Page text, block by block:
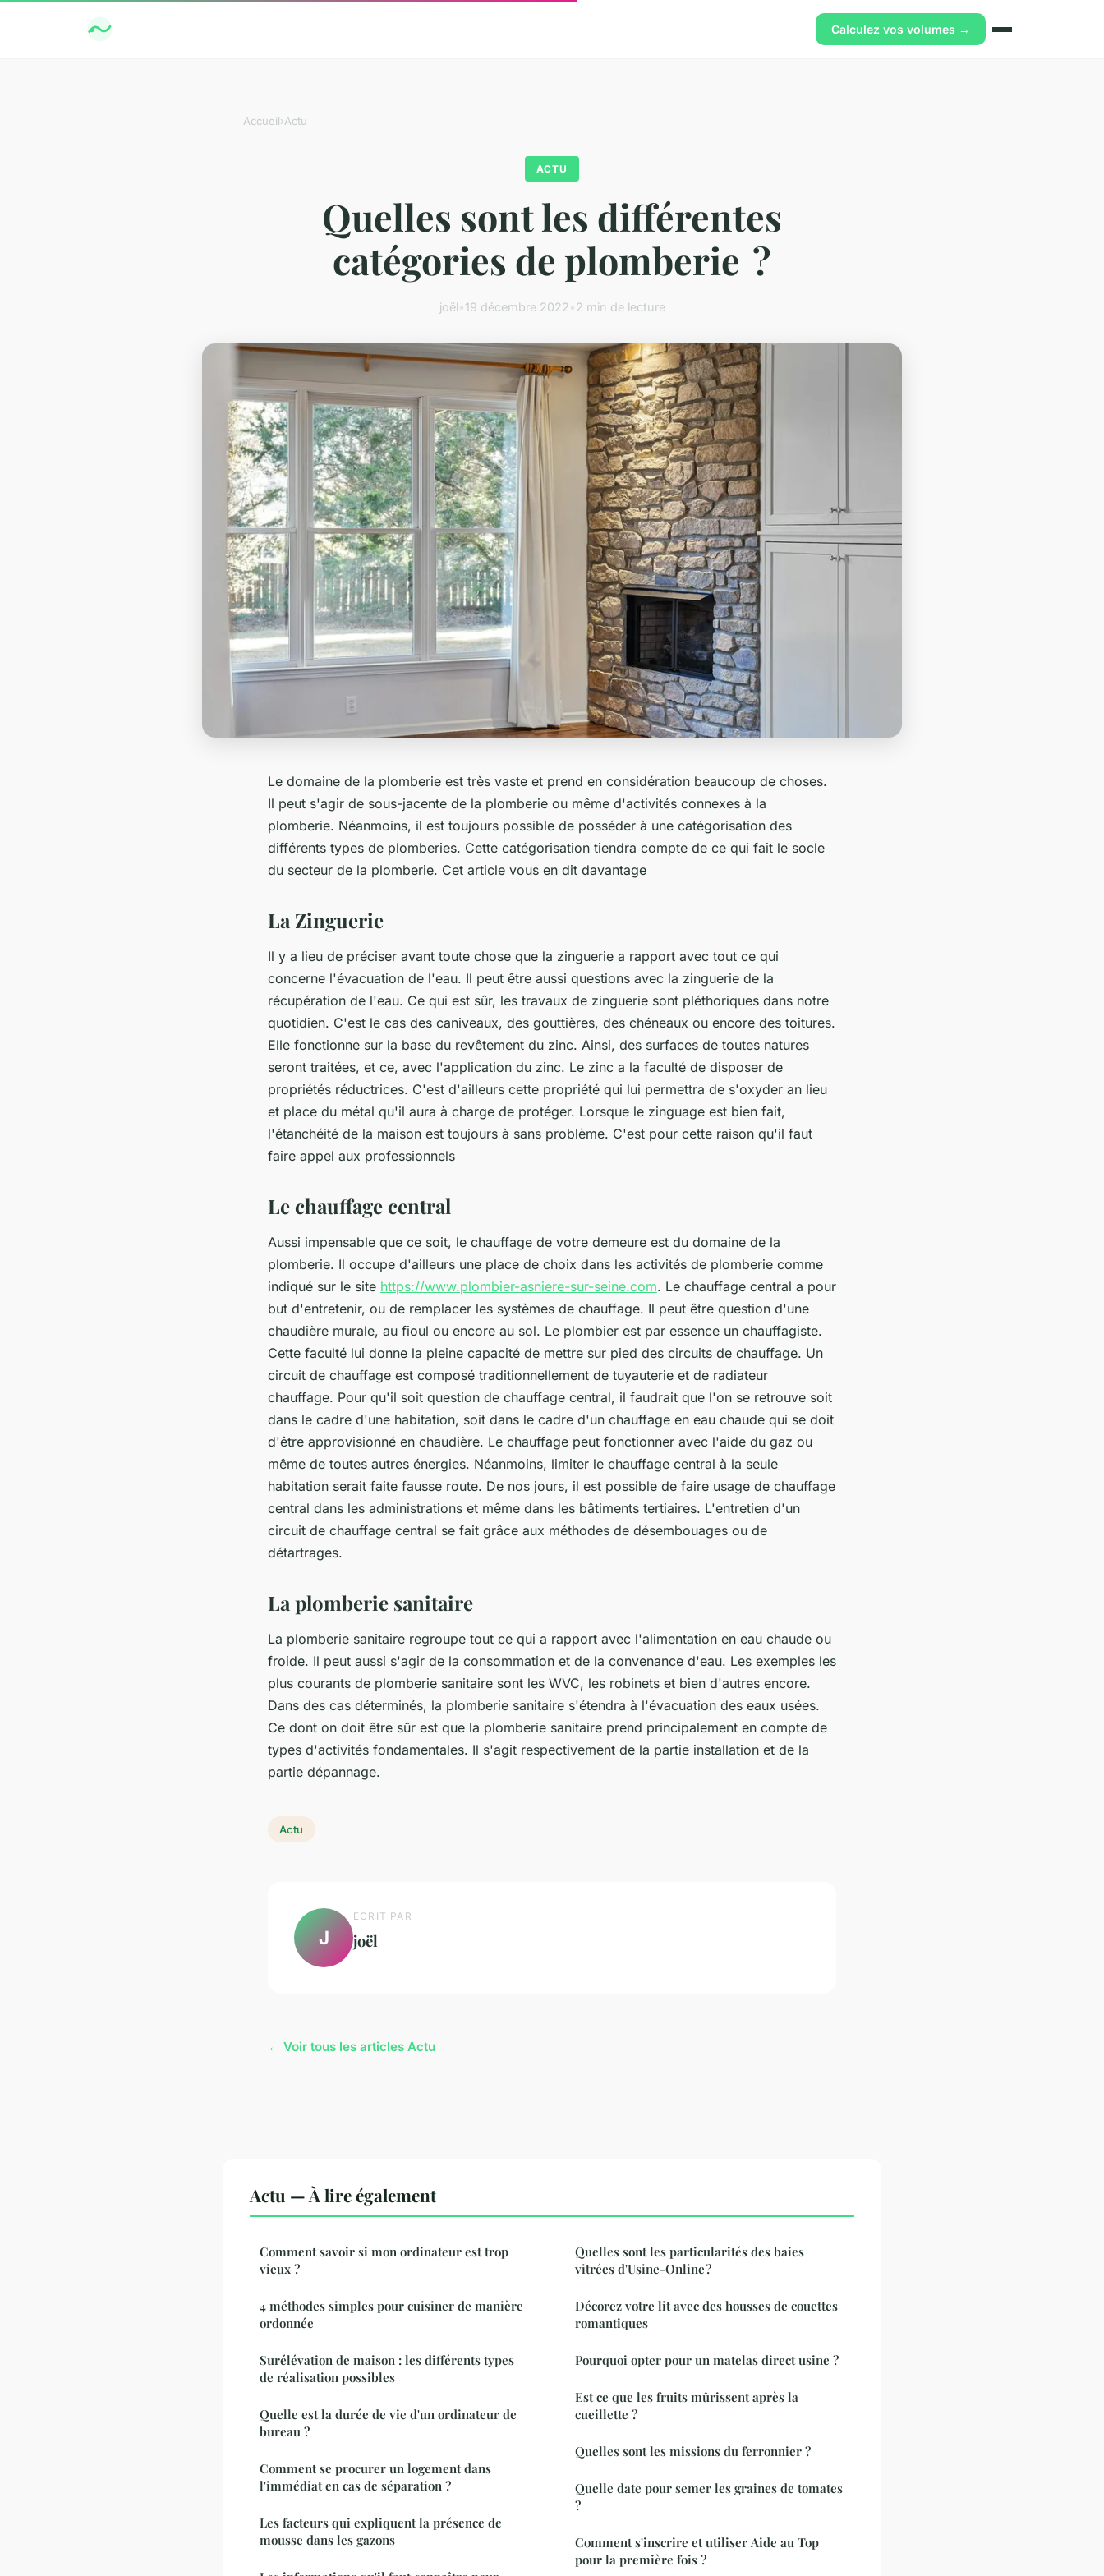
Calculez vos volumes →
Accueil›Actu
ACTU
Quelles sont les différentes
catégories de plomberie ?
joël•19 décembre 2022•2 min de lecture
Le domaine de la plomberie est très vaste et prend en considération beaucoup de choses.
Il peut s'agir de sous-jacente de la plomberie ou même d'activités connexes à la
plomberie. Néanmoins, il est toujours possible de posséder à une catégorisation des
différents types de plomberies. Cette catégorisation tiendra compte de ce qui fait le socle
du secteur de la plomberie. Cet article vous en dit davantage
La Zinguerie
Il y a lieu de préciser avant toute chose que la zinguerie a rapport avec tout ce qui
concerne l'évacuation de l'eau. Il peut être aussi questions avec la zinguerie de la
récupération de l'eau. Ce qui est sûr, les travaux de zinguerie sont pléthoriques dans notre
quotidien. C'est le cas des caniveaux, des gouttières, des chéneaux ou encore des toitures.
Elle fonctionne sur la base du revêtement du zinc. Ainsi, des surfaces de toutes natures
seront traitées, et ce, avec l'application du zinc. Le zinc a la faculté de disposer de
propriétés réductrices. C'est d'ailleurs cette propriété qui lui permettra de s'oxyder an lieu
et place du métal qu'il aura à charge de protéger. Lorsque le zinguage est bien fait,
l'étanchéité de la maison est toujours à sans problème. C'est pour cette raison qu'il faut
faire appel aux professionnels
Le chauffage central
Aussi impensable que ce soit, le chauffage de votre demeure est du domaine de la
plomberie. Il occupe d'ailleurs une place de choix dans les activités de plomberie comme
indiqué sur le site https://www.plombier-asniere-sur-seine.com. Le chauffage central a pour
but d'entretenir, ou de remplacer les systèmes de chauffage. Il peut être question d'une
chaudière murale, au fioul ou encore au sol. Le plombier est par essence un chauffagiste.
Cette faculté lui donne la pleine capacité de mettre sur pied des circuits de chauffage. Un
circuit de chauffage est composé traditionnellement de tuyauterie et de radiateur
chauffage. Pour qu'il soit question de chauffage central, il faudrait que l'on se retrouve soit
dans le cadre d'une habitation, soit dans le cadre d'un chauffage en eau chaude qui se doit
d'être approvisionné en chaudière. Le chauffage peut fonctionner avec l'aide du gaz ou
même de toutes autres énergies. Néanmoins, limiter le chauffage central à la seule
habitation serait faite fausse route. De nos jours, il est possible de faire usage de chauffage
central dans les administrations et même dans les bâtiments tertiaires. L'entretien d'un
circuit de chauffage central se fait grâce aux méthodes de désembouages ou de
détartrages.
La plomberie sanitaire
La plomberie sanitaire regroupe tout ce qui a rapport avec l'alimentation en eau chaude ou
froide. Il peut aussi s'agir de la consommation et de la convenance d'eau. Les exemples les
plus courants de plomberie sanitaire sont les WVC, les robinets et bien d'autres encore.
Dans des cas déterminés, la plomberie sanitaire s'étendra à l'évacuation des eaux usées.
Ce dont on doit être sûr est que la plomberie sanitaire prend principalement en compte de
types d'activités fondamentales. Il s'agit respectivement de la partie installation et de la
partie dépannage.
Actu
J
ECRIT PAR
joël
← Voir tous les articles Actu
Actu — À lire également
Comment savoir si mon ordinateur est trop
vieux ?
4 méthodes simples pour cuisiner de manière
ordonnée
Surélévation de maison : les différents types
de réalisation possibles
Quelle est la durée de vie d'un ordinateur de
bureau ?
Comment se procurer un logement dans
l'immédiat en cas de séparation ?
Les facteurs qui expliquent la présence de
mousse dans les gazons
Quelles sont les particularités des baies
vitrées d'Usine-Online ?
Décorez votre lit avec des housses de couettes
romantiques
Pourquoi opter pour un matelas direct usine ?
Est ce que les fruits mûrissent après la
cueillette ?
Quelles sont les missions du ferronnier ?
Quelle date pour semer les graines de tomates
?
Comment s'inscrire et utiliser Aide au Top
pour la première fois ?